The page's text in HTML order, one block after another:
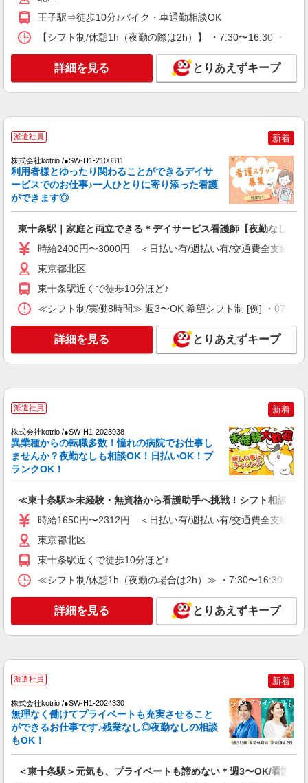
北区
キープ 詳細を見る
職業紹介 NEW
＼正社員／資格も経験も手に入る◎病院の看
【正社員】月給240,000〜400,000円 ・基本
給：200,000円〜220,000円 ・資格手当：10,000〜
30,000円 ・役職手当：10,000〜70,000円 ・処遇改
善手当：20,000〜60,000円（勤続年数、保有資格
により変動） ・固定残業手当：20,000円（10時
（上記給与とは別に支給） 下記資格をお持ちの方
歓迎 ・認知症介護基礎研修 ・初任者研修 ・実務
東京都北区上十条
詳細を見る
株式会社kotrio /●SW-H1-2098841
NEW
時給2400円〜3000円 ＜日払い有/週払い有/交
通費全支給(ガソリン代含む)＞
東京都北区≪最寄駅：赤羽≫
詳細を見る
派遣社員
株式会社kotrio /●SW-H1-1981059
NEW
東十条駅＊看護助手＊日払いOK！推し活の
軍資金も即ゲット◎
時給1550円〜2312円 ＜日払い有/週払い有/交
通費全支給(ガソリン代含む)＞
詳細を見る
職業紹介
株式会社kotrio /●SW-S-2156783
病院で看護助手
【正社員】月給240,000〜400,000円 ・基本
給：200,000円〜220,000円 ・資格手当：10,000〜
30,000円 ・役職手当：10,000〜70,000円 ・処遇改
善手当：20,000〜60,000円（勤続年数、保有資格
間） ※固定残業時間を超過する場合には超過勤務
手当として別途支給 ・夜勤手当：10,000円/1回
歓迎 ・認知症介護基礎研修 ・初任者研修 ・実務
者研修 ・介護福祉士 など
キープ 詳細を見る
株式会社kotrio /●SW-H1-1983908
NEW
東十条駅＊日勤のみ/残業なし！健康管理メイ
ンの看護スタッフ
時給2400円〜3000円＜交通費全額支給(ガソリ
ン代含む)/日払い可/週払い可＞
王子駅⇒徒歩10分♪バイク・車通勤相談OK
【シフト制/休憩1h（夜勤の際は2h）】 ・7:30〜16:30 ・
詳細を見る とりあえずキープ
派遣社員 新着
株式会社kotrio /●SW-H1-2100311
利用者様とゆったり関わることができるデイサ
ービスでのお仕事♪一人ひとりに寄り添った看護
ができます◎
東十条駅｜家庭と両立できる＊デイサービス看護師【夜勤なし】
時給2400円〜3000円 ＜日払い有/週払い有/交通費全支給(ガ
東京都北区
東十条駅近くで徒歩10分ほど♪
≪シフト制/実働8時間≫ 週3〜OK 希望シフト制 [例] ・
詳細を見る とりあえずキープ
派遣社員 新着
株式会社kotrio /●SW-H1-2023938
異業種からの転職多数！憧れの病院でお仕事し
ませんか？夜勤なしも相談OK！日払いOK！ブ
ランクOK！
≪東十条駅≫未経験・無資格から看護助手へ挑戦！シフト相談OK♪
時給1650円〜2312円 ＜日払い有/週払い有/交通費全支給(ガ
東京都北区
東十条駅近くで徒歩10分ほど♪
≪シフト制/休憩1h（夜勤の場合は2h）≫ ・7:30〜16:30 ・
詳細を見る とりあえずキープ
派遣社員 新着
株式会社kotrio /●SW-H1-2024330
無理なく働けてプライベートも充実させること
ができるお仕事です♪残業なし◎夜勤なしの相談
もOK！
＜東十条駅＞元気も、プライベートも諦めない＊週3〜OK/看護助